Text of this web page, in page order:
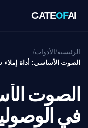
GATEOFAI
الرئيسية/ الأدوات/
الصوت الأساسي: أداة إملاء
الصوت
في